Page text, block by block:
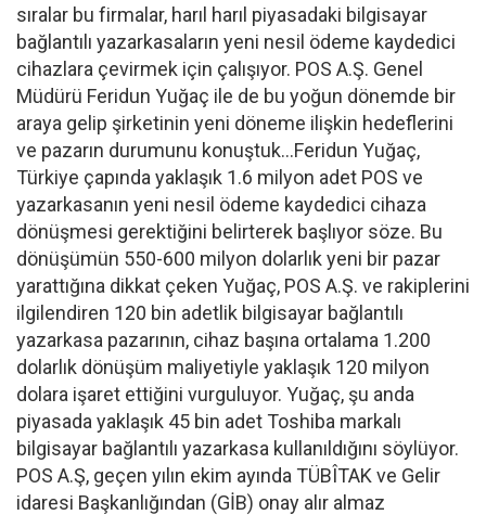
sıralar bu firmalar, harıl harıl piyasadaki bilgisayar
bağlantılı yazarkasaların yeni nesil ödeme kaydedici
cihazlara çevirmek için çalışıyor. POS A.Ş. Genel
Müdürü Feridun Yuğaç ile de bu yoğun dönemde bir
araya gelip şirketinin yeni döneme ilişkin hedeflerini
ve pazarın durumunu konuştuk…Feridun Yuğaç,
Türkiye çapında yaklaşık 1.6 milyon adet POS ve
yazarkasanın yeni nesil ödeme kaydedici cihaza
dönüşmesi gerektiğini belirterek başlıyor söze. Bu
dönüşümün 550-600 milyon dolarlık yeni bir pazar
yarattığına dikkat çeken Yuğaç, POS A.Ş. ve rakiplerini
ilgilendiren 120 bin adetlik bilgisayar bağlantılı
yazarkasa pazarının, cihaz başına ortalama 1.200
dolarlık dönüşüm maliyetiyle yaklaşık 120 milyon
dolara işaret ettiğini vurguluyor. Yuğaç, şu anda
piyasada yaklaşık 45 bin adet Toshiba markalı
bilgisayar bağlantılı yazarkasa kullanıldığını söylüyor.
POS A.Ş, geçen yılın ekim ayında TÜBÎTAK ve Gelir
idaresi Başkanlığından (GİB) onay alır almaz